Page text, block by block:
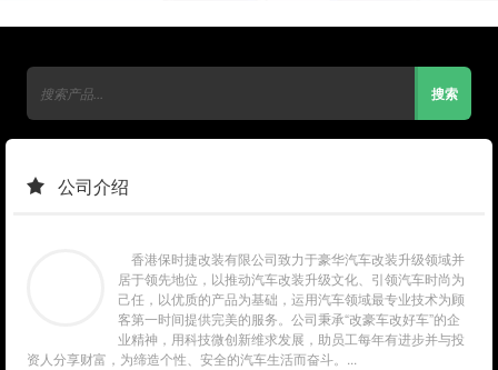
公司介绍
香港保时捷改装有限公司致力于豪华汽车改装升级领域并
居于领先地位，以推动汽车改装升级文化、引领汽车时尚为
己任，以优质的产品为基础，运用汽车领域最专业技术为顾
客第一时间提供完美的服务。公司秉承“改豪车改好车”的企
业精神，用科技微创新维求发展，助员工每年有进步并与投
资人分享财富，为缔造个性、安全的汽车生活而奋斗。...